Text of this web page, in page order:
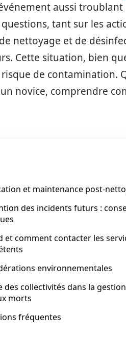
aussi troublant
tant sur les
nettoyage et de
Cette situation, bien
de contamination.
novice, comprendre
et maintenance post-
des incidents futurs :
et comment contacter les
environnementales
des collectivités dans la
morts
fréquentes